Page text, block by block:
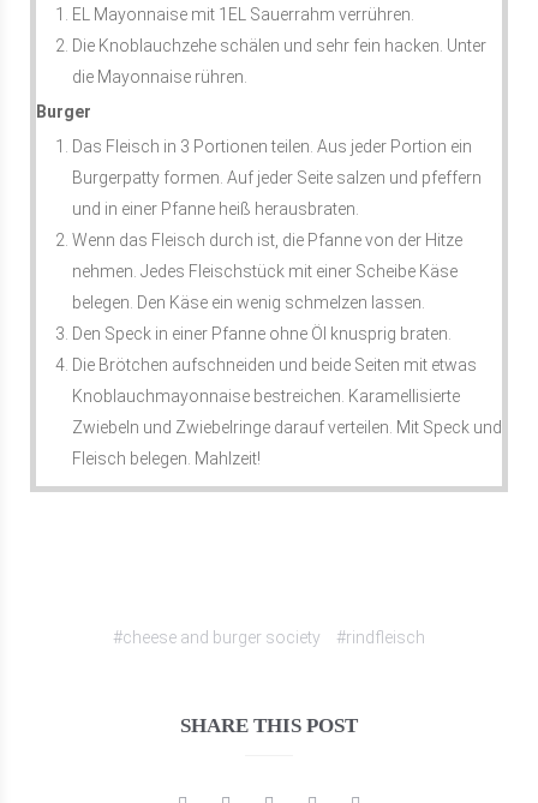
EL Mayonnaise mit 1EL Sauerrahm verrühren.
Die Knoblauchzehe schälen und sehr fein hacken. Unter
die Mayonnaise rühren.
Burger
Das Fleisch in 3 Portionen teilen. Aus jeder Portion ein
Burgerpatty formen. Auf jeder Seite salzen und pfeffern
und in einer Pfanne heiß herausbraten.
Wenn das Fleisch durch ist, die Pfanne von der Hitze
nehmen. Jedes Fleischstück mit einer Scheibe Käse
belegen. Den Käse ein wenig schmelzen lassen.
Den Speck in einer Pfanne ohne Öl knusprig braten.
Die Brötchen aufschneiden und beide Seiten mit etwas
Knoblauchmayonnaise bestreichen. Karamellisierte
Zwiebeln und Zwiebelringe darauf verteilen. Mit Speck und
Fleisch belegen. Mahlzeit!
#cheese and burger society #rindfleisch
SHARE THIS POST